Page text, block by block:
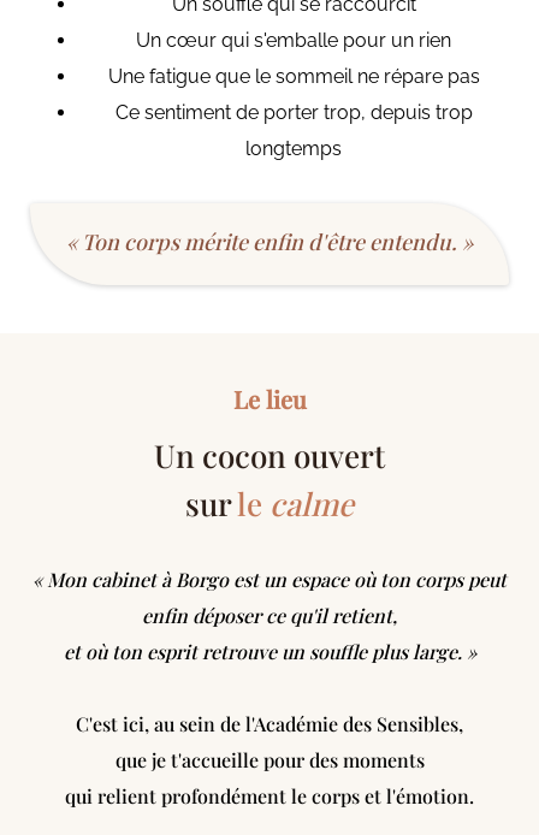
Un cœur qui s'emballe pour un rien
Une fatigue que le sommeil ne répare pas
Ce sentiment de porter trop, depuis trop
longtemps
« Ton corps mérite enfin d'être entendu. »
Le lieu
Un cocon ouvert
surle calme
« Mon cabinet à Borgo est un espace où ton corps peut
enfin déposer ce qu'il retient,
et où ton esprit retrouve un souffle plus large. »
C'est ici, au sein de l'Académie des Sensibles,
que je t'accueille pour des moments
qui relient profondément le corps et l'émotion.